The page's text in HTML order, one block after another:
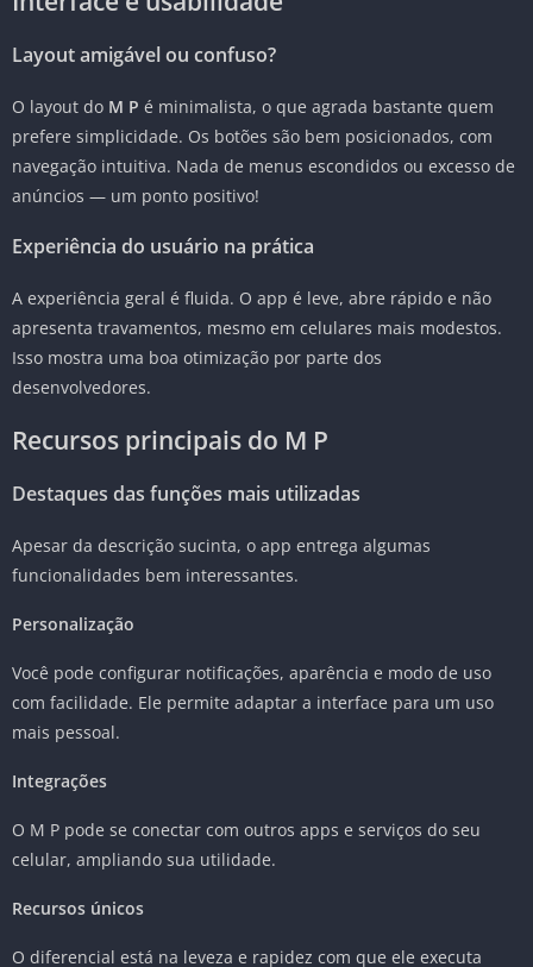
Layout amigável ou confuso?
O layout do M P é minimalista, o que agrada bastante quem
prefere simplicidade. Os botões são bem posicionados, com
navegação intuitiva. Nada de menus escondidos ou excesso de
anúncios — um ponto positivo!
Experiência do usuário na prática
A experiência geral é fluida. O app é leve, abre rápido e não
apresenta travamentos, mesmo em celulares mais modestos.
Isso mostra uma boa otimização por parte dos
desenvolvedores.
Recursos principais do M P
Destaques das funções mais utilizadas
Apesar da descrição sucinta, o app entrega algumas
funcionalidades bem interessantes.
Personalização
Você pode configurar notificações, aparência e modo de uso
com facilidade. Ele permite adaptar a interface para um uso
mais pessoal.
Integrações
O M P pode se conectar com outros apps e serviços do seu
celular, ampliando sua utilidade.
Recursos únicos
O diferencial está na leveza e rapidez com que ele executa